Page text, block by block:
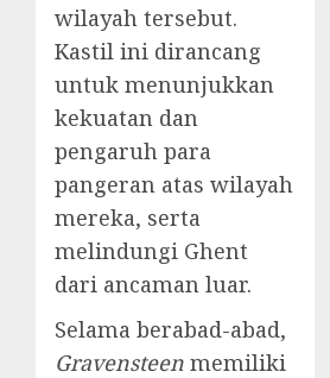
wilayah tersebut.
Kastil ini dirancang
untuk menunjukkan
kekuatan dan
pengaruh para
pangeran atas wilayah
mereka, serta
melindungi Ghent
dari ancaman luar.
Selama berabad-abad,
Gravensteen memiliki